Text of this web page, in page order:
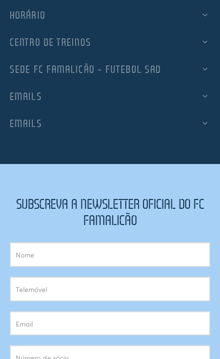
HORÁRIO
CENTRO DE TREINOS
SEDE FC FAMALICÃO – FUTEBOL SAD
EMAILS
EMAILS
SUBSCREVA A NEWSLETTER OFICIAL DO FC
FAMALICÃO
Subscrição
Newsletter